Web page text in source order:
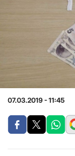
07.03.2019 - 11:45